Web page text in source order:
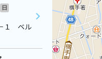
日
１ ベル